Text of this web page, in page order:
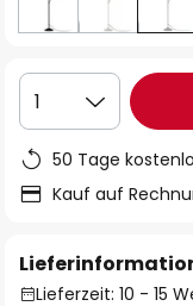
1
50 Tage
Kauf auf
Lieferzeit: 10 - 15